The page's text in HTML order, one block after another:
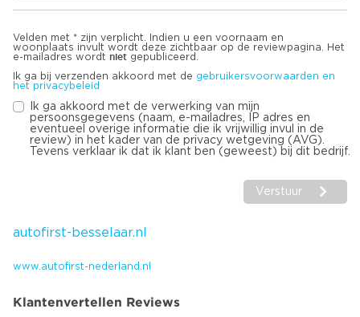
Velden met * zijn verplicht. Indien u een voornaam en
woonplaats invult wordt deze zichtbaar op de reviewpagina. Het
e-mailadres wordt niet gepubliceerd.
Ik ga bij verzenden akkoord met de gebruikersvoorwaarden en
het privacybeleid
Ik ga akkoord met de verwerking van mijn
persoonsgegevens (naam, e-mailadres, IP adres en
eventueel overige informatie die ik vrijwillig invul in de
review) in het kader van de privacy wetgeving (AVG).
Tevens verklaar ik dat ik klant ben (geweest) bij dit bedrijf.
Verstuur
autofirst-besselaar.nl
www.autofirst-nederland.nl
Klantenvertellen Reviews